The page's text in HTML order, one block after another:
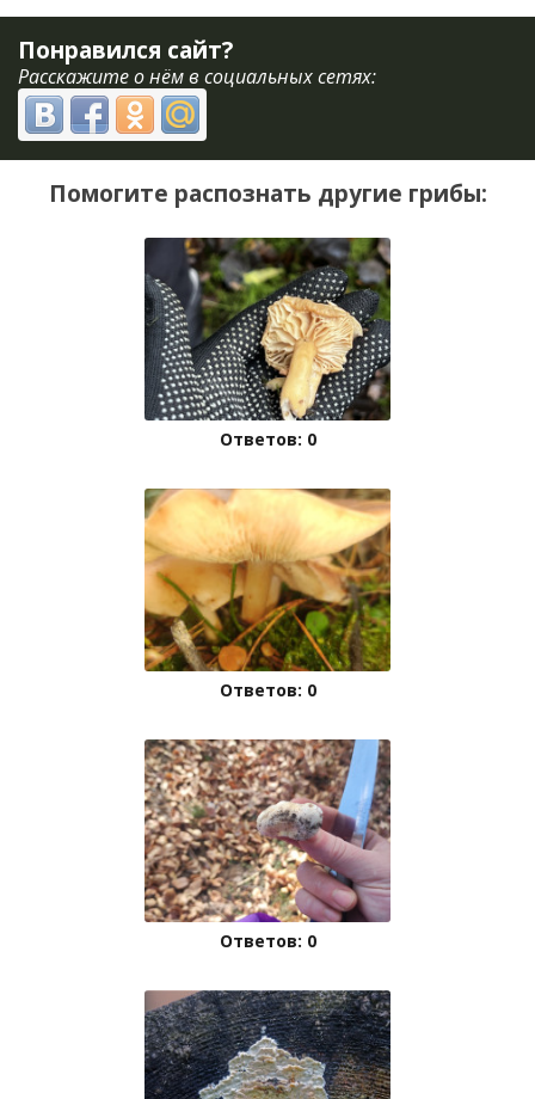
Понравился сайт?
Расскажите о нём в социальных сетях:
Помогите распознать другие грибы:
Ответов: 0
Ответов: 0
Ответов: 0